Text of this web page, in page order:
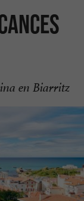
en Biarritz